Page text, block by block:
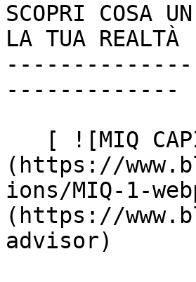
SCOPRI COSA
LA TUA REALTÀ
-------------
(https://
ions/MIQ-1-
(https://
advisor)